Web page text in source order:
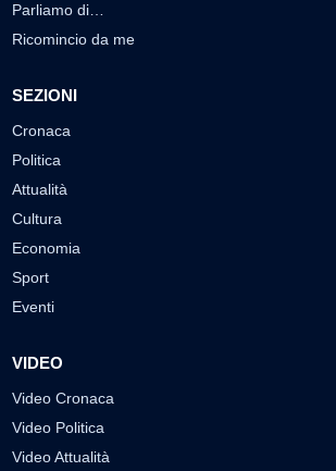
Parliamo di…
Ricomincio da me
SEZIONI
Cronaca
Politica
Attualità
Cultura
Economia
Sport
Eventi
VIDEO
Video Cronaca
Video Politica
Video Attualità